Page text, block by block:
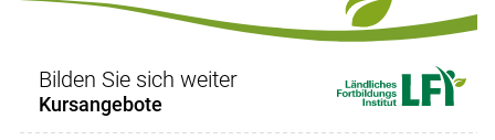
Bilden Sie sich weiter
Kursangebote